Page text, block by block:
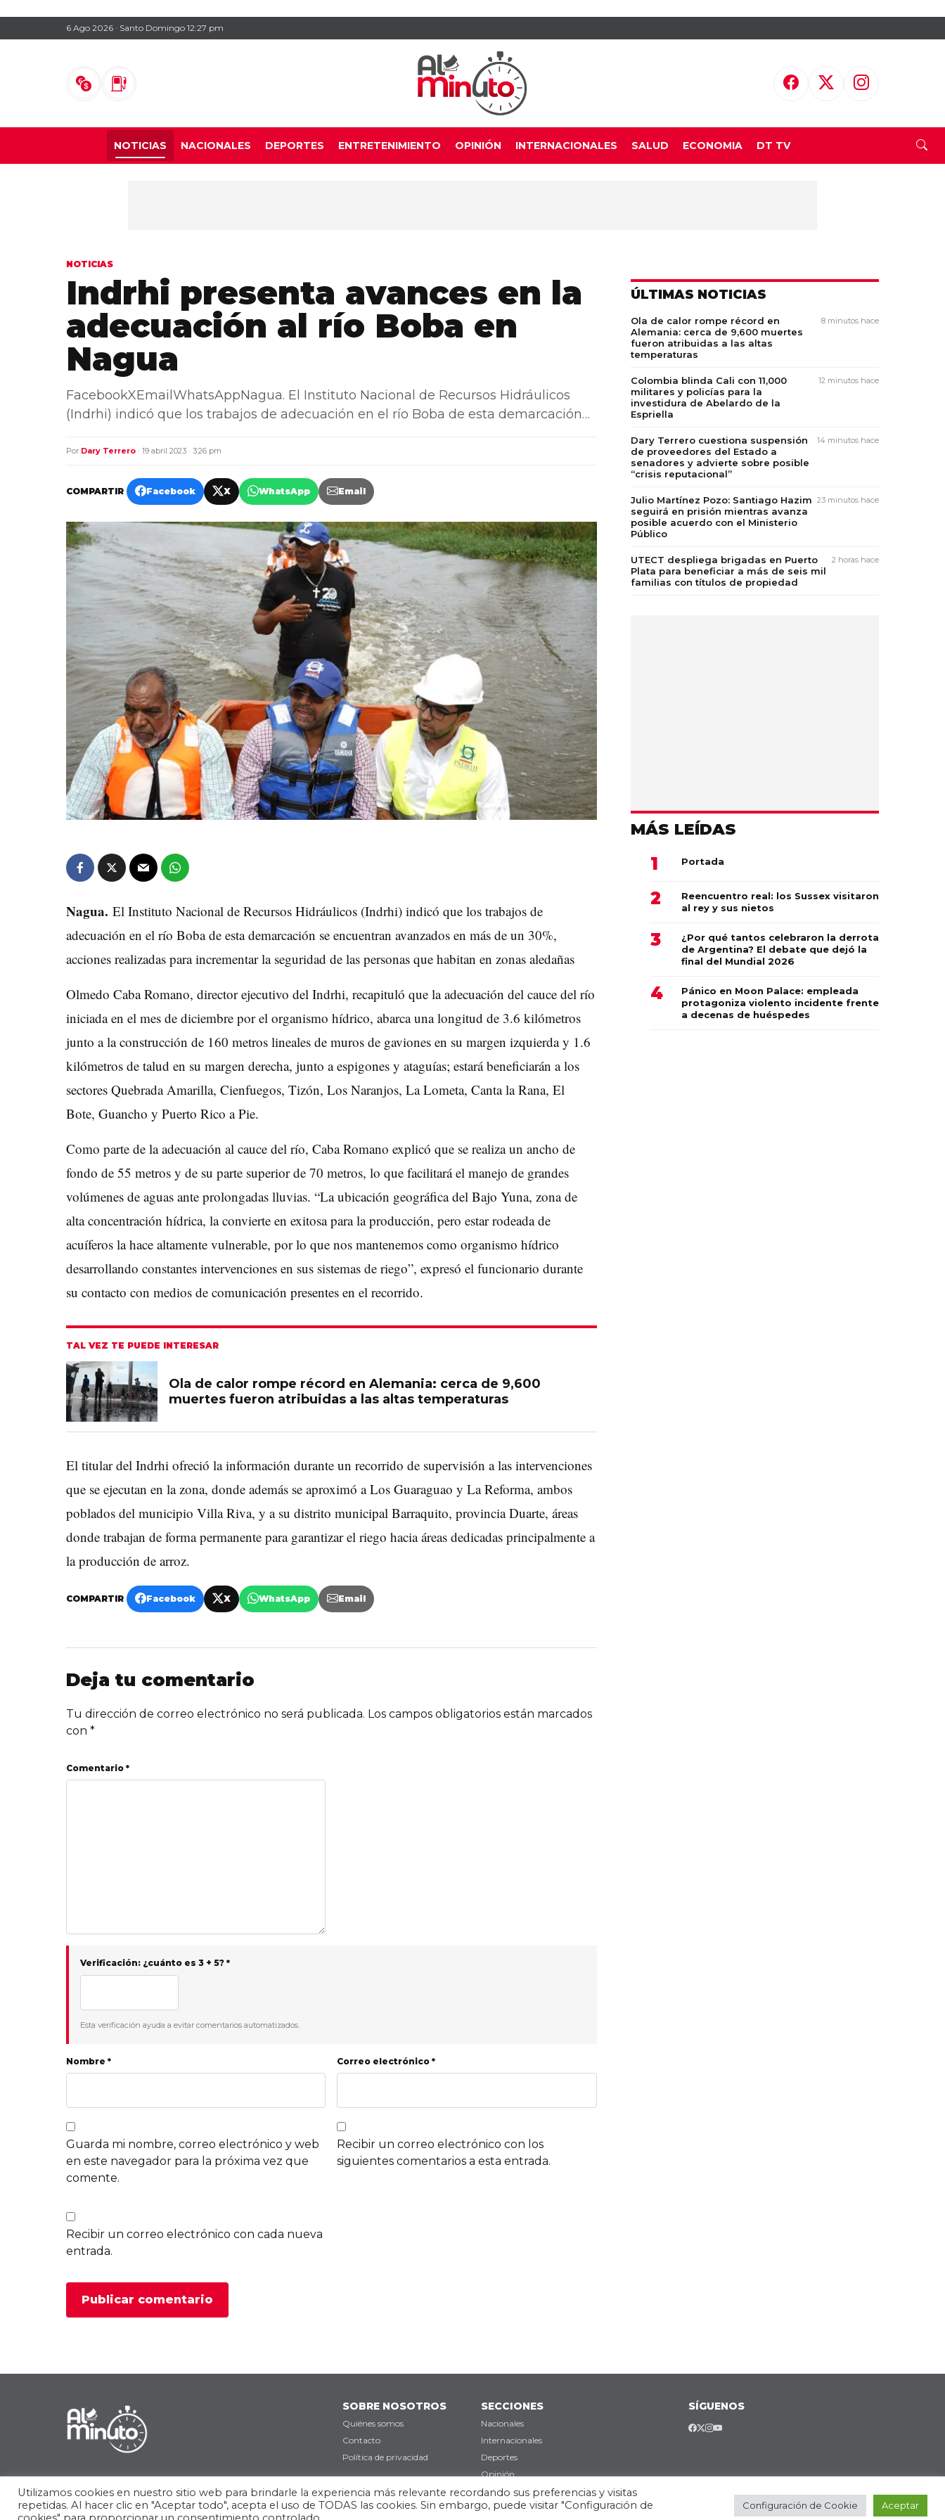
6 Ago 2026 · Santo Domingo 12:27 pm
NOTICIAS NACIONALES DEPORTES ENTRETENIMIENTO OPINIÓN INTERNACIONALES SALUD ECONOMIA DT TV
NOTICIAS
Indrhi presenta avances en la
adecuación al río Boba en
Nagua
FacebookXEmailWhatsAppNagua. El Instituto Nacional de Recursos Hidráulicos
(Indrhi) indicó que los trabajos de adecuación en el río Boba de esta demarcación…
Por Dary Terrero · 19 abril 2023 · 3:26 pm
COMPARTIR Facebook X WhatsApp Email
Nagua. El Instituto Nacional de Recursos Hidráulicos (Indrhi) indicó que los trabajos de
adecuación en el río Boba de esta demarcación se encuentran avanzados en más de un 30%,
acciones realizadas para incrementar la seguridad de las personas que habitan en zonas aledañas
Olmedo Caba Romano, director ejecutivo del Indrhi, recapituló que la adecuación del cauce del río
iniciada en el mes de diciembre por el organismo hídrico, abarca una longitud de 3.6 kilómetros
junto a la construcción de 160 metros lineales de muros de gaviones en su margen izquierda y 1.6
kilómetros de talud en su margen derecha, junto a espigones y ataguías; estará beneficiarán a los
sectores Quebrada Amarilla, Cienfuegos, Tizón, Los Naranjos, La Lometa, Canta la Rana, El
Bote, Guancho y Puerto Rico a Pie.
Como parte de la adecuación al cauce del río, Caba Romano explicó que se realiza un ancho de
fondo de 55 metros y de su parte superior de 70 metros, lo que facilitará el manejo de grandes
volúmenes de aguas ante prolongadas lluvias. “La ubicación geográfica del Bajo Yuna, zona de
alta concentración hídrica, la convierte en exitosa para la producción, pero estar rodeada de
acuíferos la hace altamente vulnerable, por lo que nos mantenemos como organismo hídrico
desarrollando constantes intervenciones en sus sistemas de riego”, expresó el funcionario durante
su contacto con medios de comunicación presentes en el recorrido.
TAL VEZ TE PUEDE INTERESAR
Ola de calor rompe récord en Alemania: cerca de 9,600
muertes fueron atribuidas a las altas temperaturas
El titular del Indrhi ofreció la información durante un recorrido de supervisión a las intervenciones
que se ejecutan en la zona, donde además se aproximó a Los Guaraguao y La Reforma, ambos
poblados del municipio Villa Riva, y a su distrito municipal Barraquito, provincia Duarte, áreas
donde trabajan de forma permanente para garantizar el riego hacia áreas dedicadas principalmente a
la producción de arroz.
COMPARTIR Facebook X WhatsApp Email
Deja tu comentario
Tu dirección de correo electrónico no será publicada. Los campos obligatorios están marcados
con *
Comentario *
Verificación: ¿cuánto es 3 + 5? *
Esta verificación ayuda a evitar comentarios automatizados.
Nombre * Correo electrónico *
Guarda mi nombre, correo electrónico y web
en este navegador para la próxima vez que
comente.
Recibir un correo electrónico con los
siguientes comentarios a esta entrada.
Recibir un correo electrónico con cada nueva
entrada.
ÚLTIMAS NOTICIAS
Ola de calor rompe récord en
Alemania: cerca de 9,600 muertes
fueron atribuidas a las altas
temperaturas
8 minutos hace
Colombia blinda Cali con 11,000
militares y policías para la
investidura de Abelardo de la
Espriella
12 minutos hace
Dary Terrero cuestiona suspensión
de proveedores del Estado a
senadores y advierte sobre posible
“crisis reputacional”
14 minutos hace
Julio Martínez Pozo: Santiago Hazim
seguirá en prisión mientras avanza
posible acuerdo con el Ministerio
Público
23 minutos hace
UTECT despliega brigadas en Puerto
Plata para beneficiar a más de seis mil
familias con títulos de propiedad
2 horas hace
MÁS LEÍDAS
Portada
Reencuentro real: los Sussex visitaron
al rey y sus nietos
¿Por qué tantos celebraron la derrota
de Argentina? El debate que dejó la
final del Mundial 2026
Pánico en Moon Palace: empleada
protagoniza violento incidente frente
a decenas de huéspedes
SOBRE NOSOTROS
Quiénes somos
Contacto
Política de privacidad
SECCIONES
Nacionales
Internacionales
Deportes
Opinión
SÍGUENOS
Utilizamos cookies en nuestro sitio web para brindarle la experiencia más relevante recordando sus preferencias y visitas
repetidas. Al hacer clic en "Aceptar todo", acepta el uso de TODAS las cookies. Sin embargo, puede visitar "Configuración de
Configuración de Cookie Aceptar